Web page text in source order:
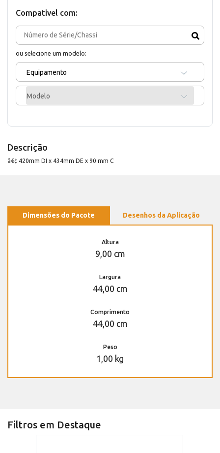
Compativel com:
ou selecione um modelo:
Equipamento
Modelo
Descrição
â€¢ 420mm DI x 434mm DE x 90 mm C
Dimensões do Pacote Desenhos da Aplicação
Altura
9,00 cm
Largura
44,00 cm
Comprimento
44,00 cm
Peso
1,00 kg
Filtros em Destaque